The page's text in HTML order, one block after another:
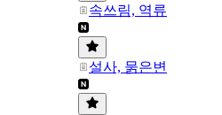
속쓰림, 역류
설사, 묽은변